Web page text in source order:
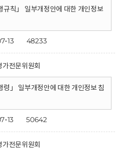
규칙」 일부개정안에 대한 개인정보
13 48233
가전문위원회
령」 일부개정안에 대한 개인정보 침
13 50642
가전문위원회